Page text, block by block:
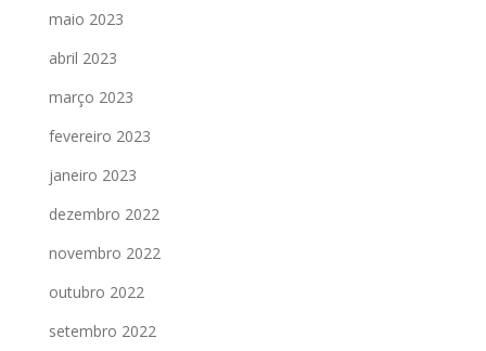
maio 2023
abril 2023
março 2023
fevereiro 2023
janeiro 2023
dezembro 2022
novembro 2022
outubro 2022
setembro 2022